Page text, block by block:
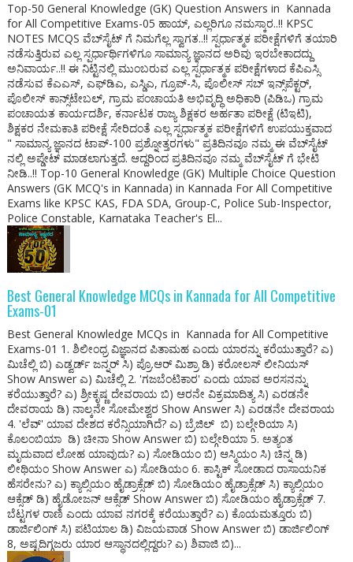
Top-50 General Knowledge (GK) Question Answers in Kannada
for All Competitive Exams-05 ಹಾಯ್, ಎಲ್ಲರಿಗೂ ನಮಸ್ಕಾರ..!! KPSC
NOTES MCQS ವೆಬ್‌ಸೈಟ್ ಗೆ ನಿಮಗೆಲ್ಲ ಸ್ವಾಗತ..!! ಸ್ಪರ್ಧಾತ್ಮಕ ಪರೀಕ್ಷೆಗಳಿಗೆ ತಯಾರಿ
ನಡೆಸುತ್ತಿರುವ ಎಲ್ಲ ಸ್ಪರ್ಧಾರ್ಥಿಗಳಿಗೂ ಸಾಮಾನ್ಯ ಜ್ಞಾನದ ಅರಿವು ಇರಬೇಕಾದದ್ದು
ಅನಿವಾರ್ಯ..!! ಈ ನಿಟ್ಟಿನಲ್ಲಿ ಮುಂಬರುವ ಎಲ್ಲ ಸ್ಪರ್ಧಾತ್ಮಕ ಪರೀಕ್ಷೆಗಳಾದ ಕೆಪಿಎಸ್ಸಿ
ನಡೆಸುವ ಕೆಎಎಸ್, ಎಫ್‌ಡಿಎ, ಎಸ್ಡಿಎ, ಗ್ರೂಪ್-ಸಿ, ಪೊಲೀಸ್ ಸಬ್ ಇನ್ಸ್‌ಪೆಕ್ಟರ್,
ಪೊಲೀಸ್ ಕಾನ್ಸ್‌ಟೇಬಲ್, ಗ್ರಾಮ ಪಂಚಾಯತಿ ಅಭಿವೃದ್ಧಿ ಅಧಿಕಾರಿ (ಪಿಡಿಒ) ಗ್ರಾಮ
ಪಂಚಾಯತ ಕಾರ್ಯದರ್ಶಿ, ಕರ್ನಾಟಕ ರಾಜ್ಯ ಶಿಕ್ಷಕರ ಅರ್ಹತಾ ಪರೀಕ್ಷೆ (ಟಿಇಟಿ),
ಶಿಕ್ಷಕರ ನೇಮಕಾತಿ ಪರೀಕ್ಷೆ ಸೇರಿದಂತೆ ಎಲ್ಲ ಸ್ಪರ್ಧಾತ್ಮಕ ಪರೀಕ್ಷೆಗಳಿಗೆ ಉಪಯುಕ್ತವಾದ
" ಸಾಮಾನ್ಯ ಜ್ಞಾನದ ಟಾಪ್-100 ಪ್ರಶ್ನೋತ್ತರಗಳು" ಪ್ರತಿದಿನವೂ ನಮ್ಮ ಈ ವೆಬ್‌ಸೈಟ್
ನಲ್ಲಿ ಅಪ್ಡೇಟ್ ಮಾಡಲಾಗುತ್ತದೆ. ಆದ್ದರಿಂದ ಪ್ರತಿದಿನವೂ ನಮ್ಮ ವೆಬ್‌ಸೈಟ್ ಗೆ ಭೇಟಿ
ನೀಡಿ..!! Top-10 General Knowledge (GK) Multiple Choice Question
Answers (GK MCQ's in Kannada) in Kannada For All Competitive
Exams like KPSC KAS, FDA SDA, Group-C, Police Sub-Inspector,
Police Constable, Karnataka Teacher's El...
Best General Knowledge MCQs in Kannada for All Competitive
Exams-01
Best General Knowledge MCQs in Kannada for All Competitive
Exams-01 1. ಶಿಲೀಂಧ್ರ ವಿಜ್ಞಾನದ ಪಿತಾಮಹ ಎಂದು ಯಾರನ್ನು ಕರೆಯುತ್ತಾರೆ? ಎ)
ಮಿಚೆಲ್ಲಿ ಬಿ) ಎಡ್ವರ್ಡ್ ಜನ್ನರ್ ಸಿ) ಪ್ರೊ.ಆರ್ ಮಿಶ್ರಾ ಡಿ) ಕರೋಲಸ್ ಲೀನಿಯಸ್
Show Answer ಎ) ಮಿಚೆಲ್ಲಿ 2. 'ಗಜಬೆಂಟಿಕಾರ' ಎಂದು ಯಾವ ಅರಸನನ್ನು
ಕರೆಯುತ್ತಾರೆ? ಎ) ಶ್ರೀಕೃಷ್ಣ ದೇವರಾಯ ಬಿ) ಆರನೇ ವಿಕ್ರಮಾದಿತ್ಯ ಸಿ) ಎರಡನೇ
ದೇವರಾಯ ಡಿ) ನಾಲ್ಕನೇ ಸೋಮೇಶ್ವರ Show Answer ಸಿ) ಎರಡನೇ ದೇವರಾಯ
4. 'ಲೆವ್' ಯಾವ ದೇಶದ ಕರೆನ್ಸಿಯಾಗಿದೆ? ಎ) ಬ್ರೆಜಿಲ್ ಬಿ) ಬಲ್ಗೇರಿಯಾ ಸಿ)
ಕೊಲಂಬಿಯಾ ಡಿ) ಚೀನಾ Show Answer ಬಿ) ಬಲ್ಗೇರಿಯಾ 5. ಅತ್ಯಂತ
ಮೃದುವಾದ ಲೋಹ ಯಾವುದು? ಎ) ಸೋಡಿಯಂ ಬಿ) ಆಸ್ಮಿಯಂ ಸಿ) ಚಿನ್ನ ಡಿ)
ಲೀಥಿಯಂ Show Answer ಎ) ಸೋಡಿಯಂ 6. ಕಾಸ್ಟಿಕ್ ಸೋಡಾದ ರಾಸಾಯನಿಕ
ಹೆಸರೇನು? ಎ) ಕ್ಯಾಲ್ಸಿಯಂ ಹೈಡ್ರಾಕ್ಸೆಡ್ ಬಿ) ಸೋಡಿಯಂ ಹೈಡ್ರಾಕ್ಸೆಡ್ ಸಿ) ಕ್ಯಾಲ್ಸಿಯಂ
ಆಕ್ಸೆಡ್ ಡಿ) ಹೈಡೋಜನ್ ಆಕ್ಸೆಡ್ Show Answer ಬಿ) ಸೋಡಿಯಂ ಹೈಡ್ರಾಕ್ಸೆಡ್ 7.
ಬೆಟ್ಟಗಳ ರಾಣಿ ಎಂದು ಯಾವ ನಗರಕ್ಕೆ ಕರೆಯುತ್ತಾರೆ? ಎ) ಕೊಯಮತ್ತೂರು ಬಿ)
ಡಾರ್ಜಿಲಿಂಗ್ ಸಿ) ಪಟಿಯಾಲ ಡಿ) ವಿಜಯವಾಡ Show Answer ಬಿ) ಡಾರ್ಜಿಲಿಂಗ್
8, ಅಷ್ಟದಿಗ್ಗಜರು ಯಾರ ಆಸ್ಥಾನದಲ್ಲಿದ್ದರು? ಎ) ಶಿವಾಜಿ ಬಿ)...